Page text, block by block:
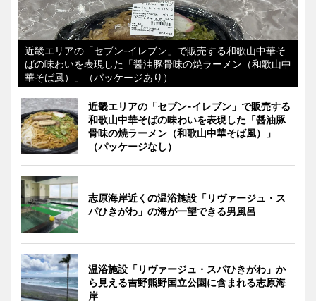
近畿エリアの「セブン-イレブン」で販売する和歌山中華そ
ばの味わいを表現した「醤油豚骨味の焼ラーメン（和歌山中
華そば風）」（パッケージあり）
近畿エリアの「セブン-イレブン」で販売する
和歌山中華そばの味わいを表現した「醤油豚
骨味の焼ラーメン（和歌山中華そば風）」
（パッケージなし）
志原海岸近くの温浴施設「リヴァージュ・ス
パひきがわ」の海が一望できる男風呂
温浴施設「リヴァージュ・スパひきがわ」か
ら見える吉野熊野国立公園に含まれる志原海
岸